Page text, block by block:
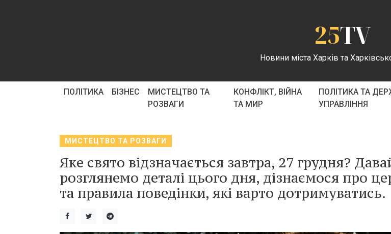
25TV
Новини міста Харків та
ПОЛІТИКА БІЗНЕС
МИСТЕЦТВО ТА
РОЗВАГИ
КОНФЛІКТ, ВІЙНА
ТА МИР
ПОЛІТИКА ТА
УПРАВЛІННЯ
МИСТЕЦТВО ТА РОЗВАГИ
Яке свято відзначається завтра, 27 грудня?
розглянемо деталі цього дня, дізнаємося про
та правила поведінки, які варто дотримуватись.